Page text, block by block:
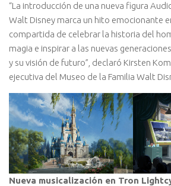
“La introducción de una nueva figura
Walt Disney marca un hito emocionante
compartida de celebrar la historia del
magia e inspirar a las nuevas
y su visión de futuro”, declaró Kirsten
ejecutiva del Museo de la Familia Walt
Nueva musicalización en Tron